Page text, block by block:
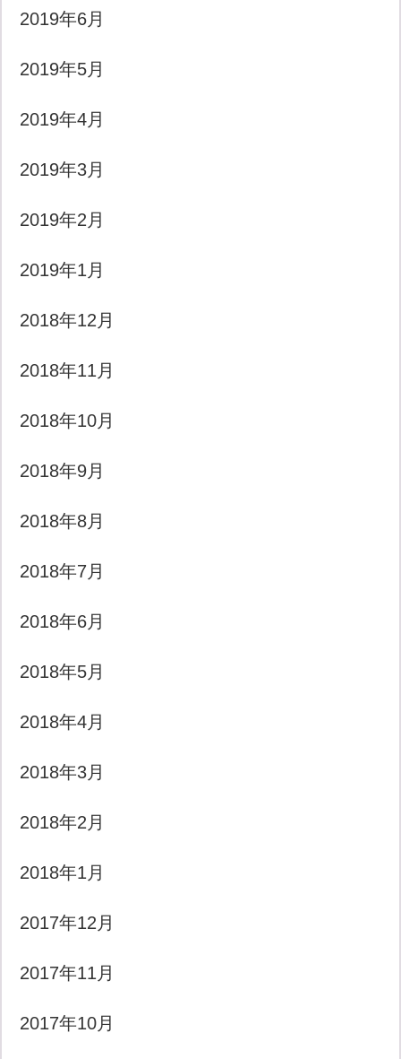
2019年6月
2019年5月
2019年4月
2019年3月
2019年2月
2019年1月
2018年12月
2018年11月
2018年10月
2018年9月
2018年8月
2018年7月
2018年6月
2018年5月
2018年4月
2018年3月
2018年2月
2018年1月
2017年12月
2017年11月
2017年10月